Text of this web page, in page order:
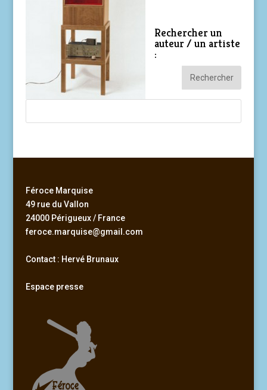
Rechercher un
auteur / un artiste
:
Féroce Marquise
49 rue du Vallon
24000 Périgueux / France
feroce.marquise@gmail.com
Contact : Hervé Brunaux
Espace presse